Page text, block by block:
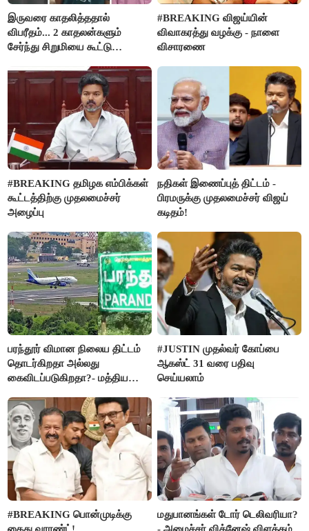
இருவரை காதலித்ததால்
விபரீதம்... 2 காதலன்களும்
சேர்ந்து சிறுமியை கூட்டு
செய்த கொடூரம்
#BREAKING விஜய்யின்
விவாகரத்து வழக்கு - நாளை
விசாரணை
#BREAKING தமிழக எம்பிக்கள்
கூட்டத்திற்கு முதலமைச்சர்
அழைப்பு
நதிகள் இணைப்புத் திட்டம் -
பிரமருக்கு முதலமைச்சர் விஜய்
கடிதம்!
பரந்தூர் விமான நிலைய திட்டம்
தொடர்கிறதா அல்லது
கைவிடப்படுகிறதா?- மத்திய
#JUSTIN முதல்வர் கோப்பை
ஆகஸ்ட் 31 வரை பதிவு
செய்யலாம்
#BREAKING பொன்முடிக்கு
மதுபானங்கள் டோர் டெலிவரியா?